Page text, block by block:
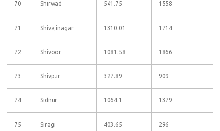
70 Shirwad 541.75 1558
71 Shivajinagar 1310.01 1714
72 Shivoor 1081.58 1866
73 Shivpur 327.89 909
74 Sidnur 1064.1 1379
75 Siragi 403.65 296